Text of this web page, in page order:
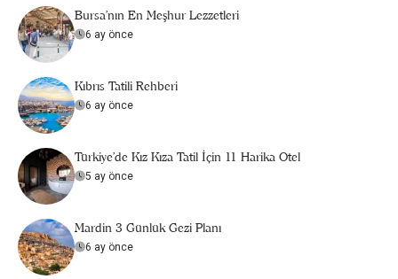
Bursa’nın En Meşhur Lezzetleri
6 ay önce
Kıbrıs Tatili Rehberi
6 ay önce
Türkiye’de Kız Kıza Tatil İçin 11 Harika Otel
5 ay önce
Mardin 3 Günlük Gezi Planı
6 ay önce